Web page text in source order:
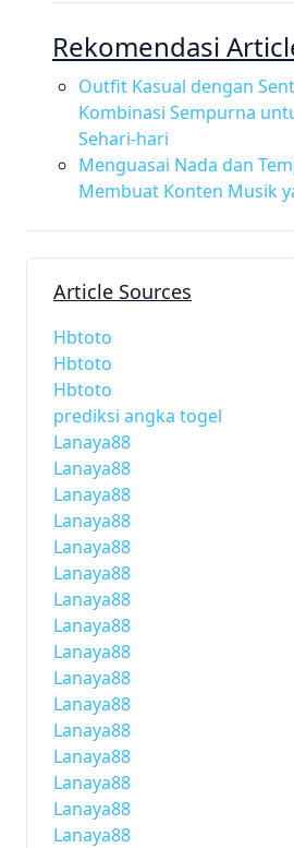
Rekomendasi
Outfit Kasual dengan
Kombinasi Sempurna
Sehari-hari
Menguasai Nada dan
Membuat Konten Musik
Article Sources
Hbtoto
Hbtoto
Hbtoto
prediksi angka togel
Lanaya88
Lanaya88
Lanaya88
Lanaya88
Lanaya88
Lanaya88
Lanaya88
Lanaya88
Lanaya88
Lanaya88
Lanaya88
Lanaya88
Lanaya88
Lanaya88
Lanaya88
Lanaya88